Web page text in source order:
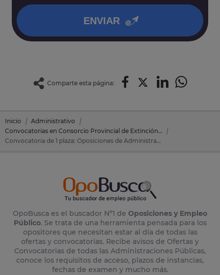
ENVIAR
Comparte esta página:
Inicio
Administrativo
Convocatorias en Consorcio Provincial de Extinción de Incendios y Salvamentos de Toledo
Convocatoria de 1 plaza: Oposiciones de Administrativo en Consorcio Provincial de Extinción de Incendios y Salvamentos de Toledo (Toledo)
OpoBusca es el buscador Nº1 de Oposiciones y Empleo
Público. Se trata de una herramienta pensada para los
opositores que necesitan estar al día de todas las
ofertas y convocatorias. Recibe avisos de Ofertas y
Convocatorias de todas las Administraciones Públicas,
conoce los requisitos de acceso, plazos de instancias,
fechas de examen y mucho más.